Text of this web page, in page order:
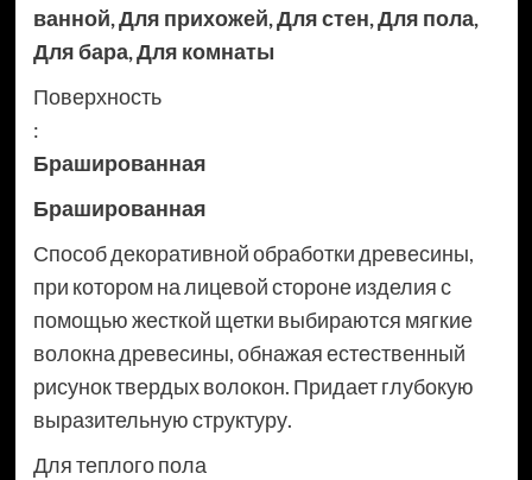
ванной,Для прихожей,Для стен,Для пола,
Для бара,Для комнаты
Поверхность
:
Брашированная
Брашированная
Способ декоративной обработки древесины,
при котором на лицевой стороне изделия с
помощью жесткой щетки выбираются мягкие
волокна древесины, обнажая естественный
рисунок твердых волокон. Придает глубокую
выразительную структуру.
Для теплого пола